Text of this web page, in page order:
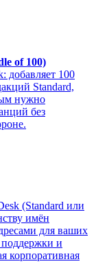
of 100)
добавляет 100
Standard,
нужно
без
(Standard или
имён
для ваших
и
корпоративная